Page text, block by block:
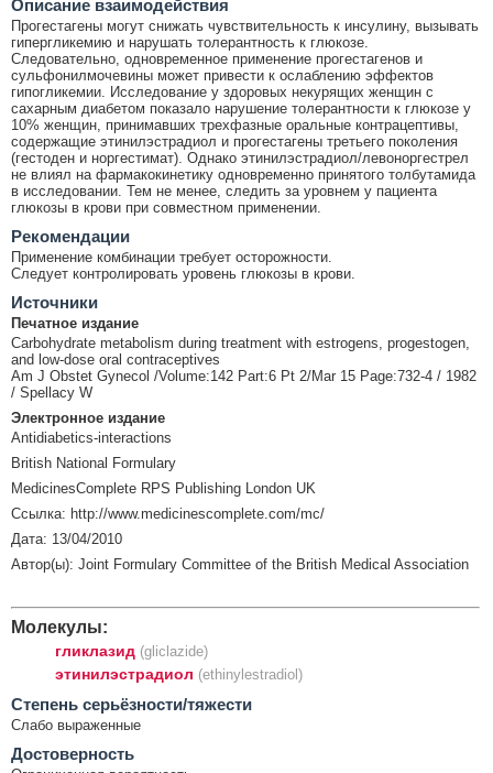
Описание взаимодействия
Прогестагены могут снижать чувствительность к инсулину, вызывать
гипергликемию и нарушать толерантность к глюкозе.
Следовательно, одновременное применение прогестагенов и
сульфонилмочевины может привести к ослаблению эффектов
гипогликемии. Исследование у здоровых некурящих женщин с
сахарным диабетом показало нарушение толерантности к глюкозе у
10% женщин, принимавших трехфазные оральные контрацептивы,
содержащие этинилэстрадиол и прогестагены третьего поколения
(гестоден и норгестимат). Однако этинилэстрадиол/левоноргестрел
не влиял на фармакокинетику одновременно принятого толбутамида
в исследовании. Тем не менее, следить за уровнем у пациента
глюкозы в крови при совместном применении.
Рекомендации
Применение комбинации требует осторожности.
Следует контролировать уровень глюкозы в крови.
Источники
Печатное издание
Carbohydrate metabolism during treatment with estrogens, progestogen,
and low-dose oral contraceptives
Am J Obstet Gynecol /Volume:142 Part:6 Pt 2/Mar 15 Page:732-4 / 1982
/ Spellacy W
Электронное издание
Antidiabetics-interactions
British National Formulary
MedicinesComplete RPS Publishing London UK
Ссылка: http://www.medicinescomplete.com/mc/
Дата: 13/04/2010
Автор(ы): Joint Formulary Committee of the British Medical Association
Молекулы:
гликлазид (gliclazide)
этинилэстрадиол (ethinylestradiol)
Cтепень серьёзности/тяжести
Слабо выраженные
Достоверность